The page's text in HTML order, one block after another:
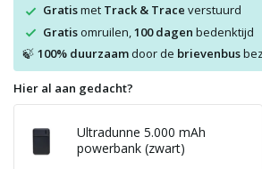
Gratismet Track & Trace verstuurd
Gratisomruilen, 100 dagen bedenktijd
🍃 100% duurzaamdoor de brievenbus
Hier al aan gedacht?
Ultradunne 5.000 mAh
powerbank (zwart)